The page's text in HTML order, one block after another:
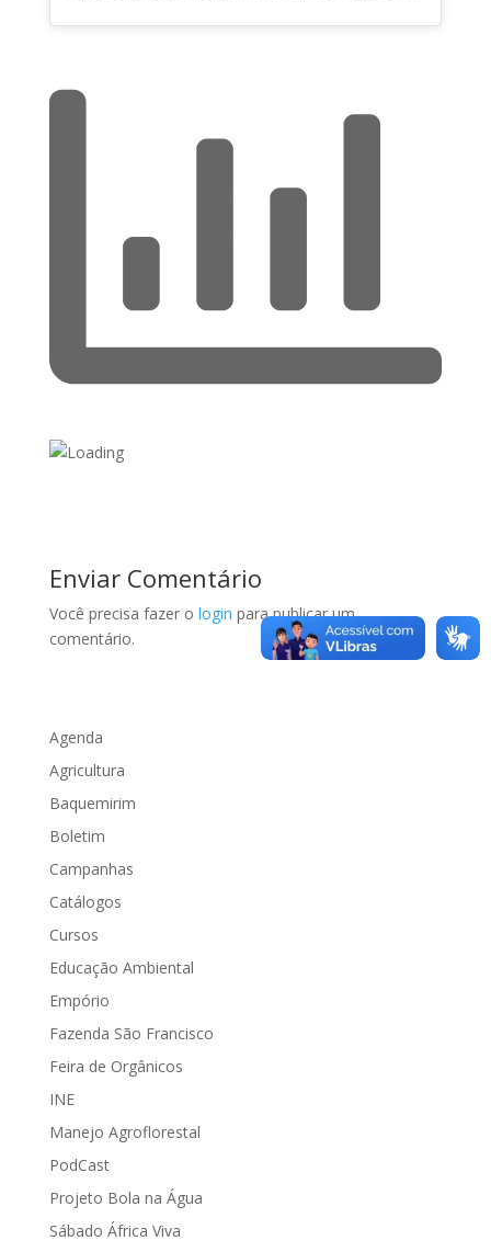
Enviar Comentário
Você precisa fazer o login para publicar um
comentário.
Agenda
Agricultura
Baquemirim
Boletim
Campanhas
Catálogos
Cursos
Educação Ambiental
Empório
Fazenda São Francisco
Feira de Orgânicos
INE
Manejo Agroflorestal
PodCast
Projeto Bola na Água
Sábado África Viva